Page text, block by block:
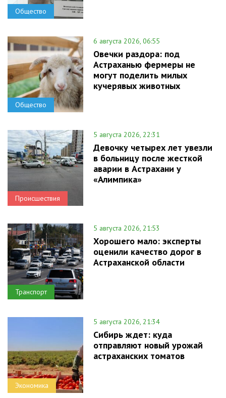
Общество
Общество
6 августа 2026, 06:55
Овечки раздора: под
Астраханью фермеры не
могут поделить милых
кучерявых животных
Происшествия
5 августа 2026, 22:31
Девочку четырех лет увезли
в больницу после жесткой
аварии в Астрахани у
«Алимпика»
Транспорт
5 августа 2026, 21:53
Хорошего мало: эксперты
оценили качество дорог в
Астраханской области
Экономика
5 августа 2026, 21:34
Сибирь ждет: куда
отправляют новый урожай
астраханских томатов